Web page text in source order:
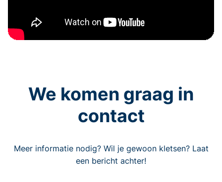
We komen graag in
contact
Meer informatie nodig? Wil je gewoon kletsen? Laat
een bericht achter!